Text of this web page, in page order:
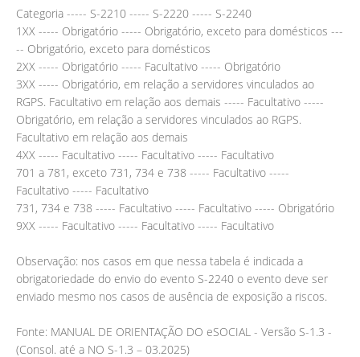
Categoria ----- S-2210 ----- S-2220 ----- S-2240
1XX ----- Obrigatório ----- Obrigatório, exceto para domésticos ---
-- Obrigatório, exceto para domésticos
2XX ----- Obrigatório ----- Facultativo ----- Obrigatório
3XX ----- Obrigatório, em relação a servidores vinculados ao
RGPS. Facultativo em relação aos demais ----- Facultativo -----
Obrigatório, em relação a servidores vinculados ao RGPS.
Facultativo em relação aos demais
4XX ----- Facultativo ----- Facultativo ----- Facultativo
701 a 781, exceto 731, 734 e 738 ----- Facultativo -----
Facultativo ----- Facultativo
731, 734 e 738 ----- Facultativo ----- Facultativo ----- Obrigatório
9XX ----- Facultativo ----- Facultativo ----- Facultativo
Observação: nos casos em que nessa tabela é indicada a
obrigatoriedade do envio do evento S-2240 o evento deve ser
enviado mesmo nos casos de ausência de exposição a riscos.
Fonte: MANUAL DE ORIENTAÇÃO DO eSOCIAL - Versão S-1.3 -
(Consol. até a NO S-1.3 – 03.2025)